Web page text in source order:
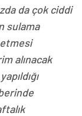
da çok ciddi
sulama
alınacak